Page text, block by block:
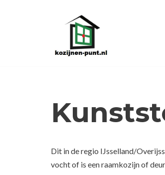
Dit in de regio IJsselland/
vocht of is een raamkozijn of